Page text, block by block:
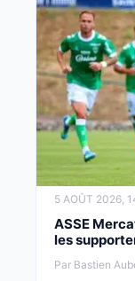
5 AOÛT 2026,
ASSE
les
Par Bastien